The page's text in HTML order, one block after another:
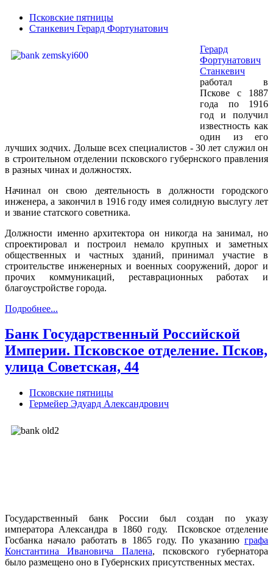
Псковские пятницы
Станкевич Герард Фортунатович
Герард
Фортунатович
Станкевич
работал в
Пскове с 1887
года по 1916
год и получил
известность как
один из его
лучших зодчих. Дольше всех специалистов - 30 лет служил он
в строительном отделении псковского губернского правления
в разных чинах и должностях.
Начинал он свою деятельность в должности городского
инженера, а закончил в 1916 году имея солидную выслугу лет
и звание статского советника.
Должности именно архитектора он никогда на занимал, но
спроектировал и построил немало крупных и заметных
общественных и частных зданий, принимал участие в
строительстве инженерных и военных сооружений, дорог и
прочих коммуникаций, реставрационных работах и
благоустройстве города.
Подробнее...
Банк Государственный Российской
Империи. Псковское отделение. Псков,
улица Советская, 44
Псковские пятницы
Гермейер Эдуард Александрович
Государственный банк России был создан по указу
императора Александра в 1860 году. Псковское отделение
Госбанка начало работать в 1865 году. По указанию графа
Константина Ивановича Палена, псковского губернатора
было размещено оно в Губернских присутственных местах.